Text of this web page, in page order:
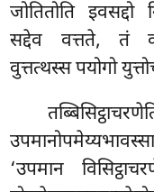
जोतितोति इवसद्दो
सद्देव वत्तते, तं
वुत्तत्थस्स पयोगो
‘उपमान